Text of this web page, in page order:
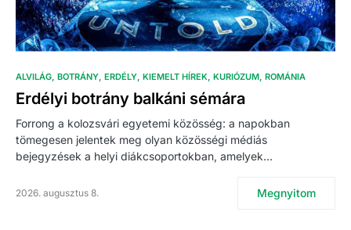
ALVILÁG BOTRÁNY ERDÉLY KIEMELT HÍREK KURIÓZUM ROMÁNIA
Erdélyi botrány balkáni sémára
Forrong a kolozsvári egyetemi közösség: a napokban
tömegesen jelentek meg olyan közösségi médiás
bejegyzések a helyi diákcsoportokban, amelyek…
2026. augusztus 8. Megnyitom